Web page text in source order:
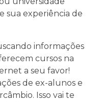
sua experiência de
informações
cursos na
a seu favor!
de ex-alunos e
Isso vai te